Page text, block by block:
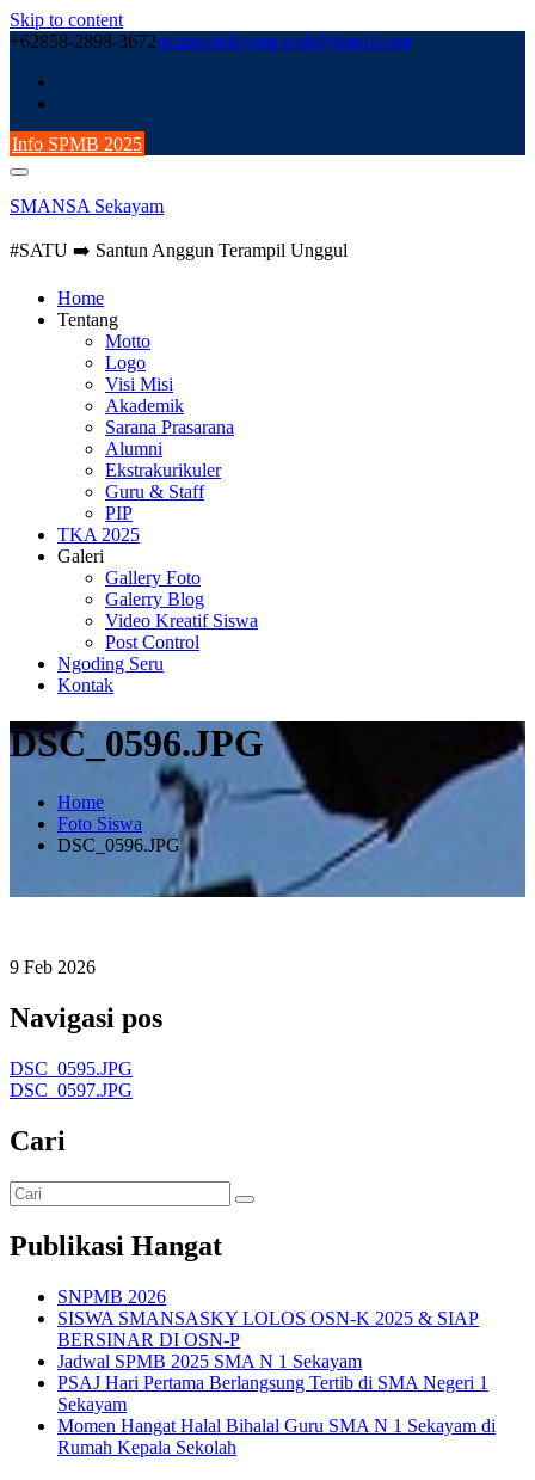
Skip to content
+62858-2898-3672smansasekayam.web@gmail.com
Info SPMB 2025
SMANSA Sekayam
#SATU ➡️ Santun Anggun Terampil Unggul
Home
Tentang
Motto
Logo
Visi Misi
Akademik
Sarana Prasarana
Alumni
Ekstrakurikuler
Guru & Staff
PIP
TKA 2025
Galeri
Gallery Foto
Galerry Blog
Video Kreatif Siswa
Post Control
Ngoding Seru
Kontak
DSC_0596.JPG
Home
Foto Siswa
DSC_0596.JPG
9 Feb 2026
Navigasi pos
DSC_0595.JPG
DSC_0597.JPG
Cari
Publikasi Hangat
SNPMB 2026
SISWA SMANSASKY LOLOS OSN-K 2025 & SIAP
BERSINAR DI OSN-P
Jadwal SPMB 2025 SMA N 1 Sekayam
PSAJ Hari Pertama Berlangsung Tertib di SMA Negeri 1
Sekayam
Momen Hangat Halal Bihalal Guru SMA N 1 Sekayam di
Rumah Kepala Sekolah